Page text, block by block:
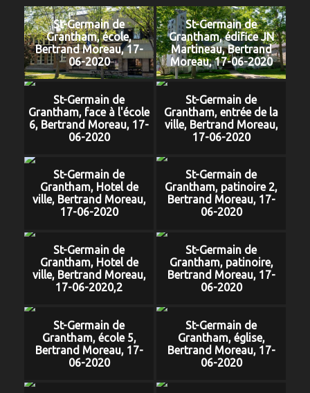
St-Germain de
Grantham, école,
Bertrand Moreau, 17-
06-2020
St-Germain de
Grantham, édifice JN
Martineau, Bertrand
Moreau, 17-06-2020
St-Germain de
Grantham, face à l'école
6, Bertrand Moreau, 17-
06-2020
St-Germain de
Grantham, entrée de la
ville, Bertrand Moreau,
17-06-2020
St-Germain de
Grantham, Hotel de
ville, Bertrand Moreau,
17-06-2020
St-Germain de
Grantham, patinoire 2,
Bertrand Moreau, 17-
06-2020
St-Germain de
Grantham, Hotel de
ville, Bertrand Moreau,
17-06-2020,2
St-Germain de
Grantham, patinoire,
Bertrand Moreau, 17-
06-2020
St-Germain de
Grantham, école 5,
Bertrand Moreau, 17-
06-2020
St-Germain de
Grantham, église,
Bertrand Moreau, 17-
06-2020